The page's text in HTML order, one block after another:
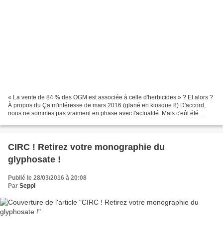
« La vente de 84 % des OGM est associée à celle d'herbicides » ? Et alors ?
À propos du Ça m'intéresse de mars 2016 (glané en kiosque 8) D'accord,
nous ne sommes pas vraiment en phase avec l'actualité. Mais c'eût été
CIRC ! Retirez votre monographie du
glyphosate !
Publié le 28/03/2016 à 20:08
Par Seppi